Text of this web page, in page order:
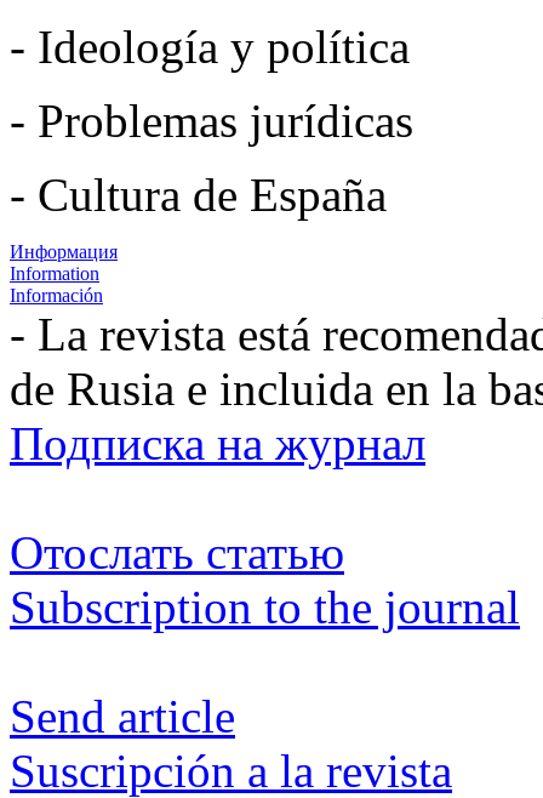
- Ideología y política
- Problemas jurídicas
- Cultura de España
Информация
Information
Información
- La revista está
de Rusia e incluida en la
Подписка на журнал
Отослать статью
Subscription to the journal
Send article
Suscripción a la revista